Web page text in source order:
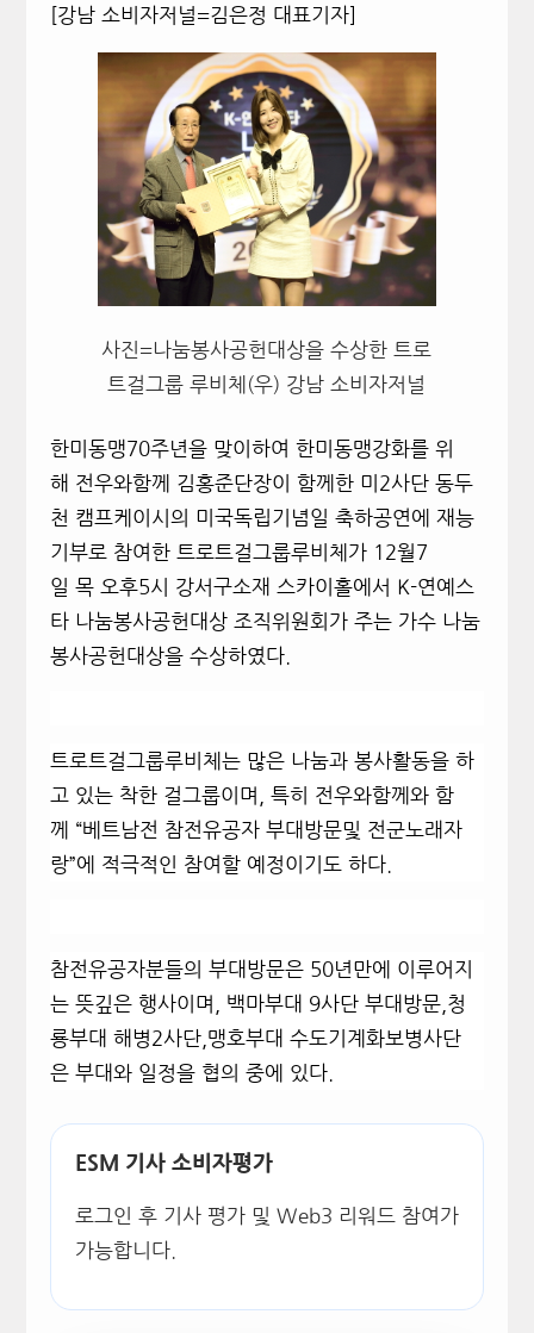
[강남 소비자저널=김은정 대표기자]
사진=나눔봉사공헌대상을 수상한 트로
트걸그룹 루비체(우) 강남 소비자저널
한미동맹70주년을 맞이하여 한미동맹강화를 위
해 전우와함께 김홍준단장이 함께한 미2사단 동두
천 캠프케이시의 미국독립기념일 축하공연에 재능
기부로 참여한 트로트걸그룹루비체가 12월7
일 목 오후5시 강서구소재 스카이홀에서 K-연예스
타 나눔봉사공헌대상 조직위원회가 주는 가수 나눔
봉사공헌대상을 수상하였다.
트로트걸그룹루비체는 많은 나눔과 봉사활동을 하
고 있는 착한 걸그룹이며,
특히 전우와함께와 함
께 “베트남전 참전유공자 부대방문및 전군노래자
랑”에 적극적인 참여할 예정이기도 하다.
참전유공자분들의 부대방문은 50년만에 이루어지
는 뜻깊은 행사이며, 백마부대 9사단 부대방문,청
룡부대 해병2사단,맹호부대 수도기계화보병사단
은 부대와 일정을 협의 중에 있다.
ESM 기사 소비자평가
로그인 후 기사 평가 및 Web3 리워드 참여가
가능합니다.